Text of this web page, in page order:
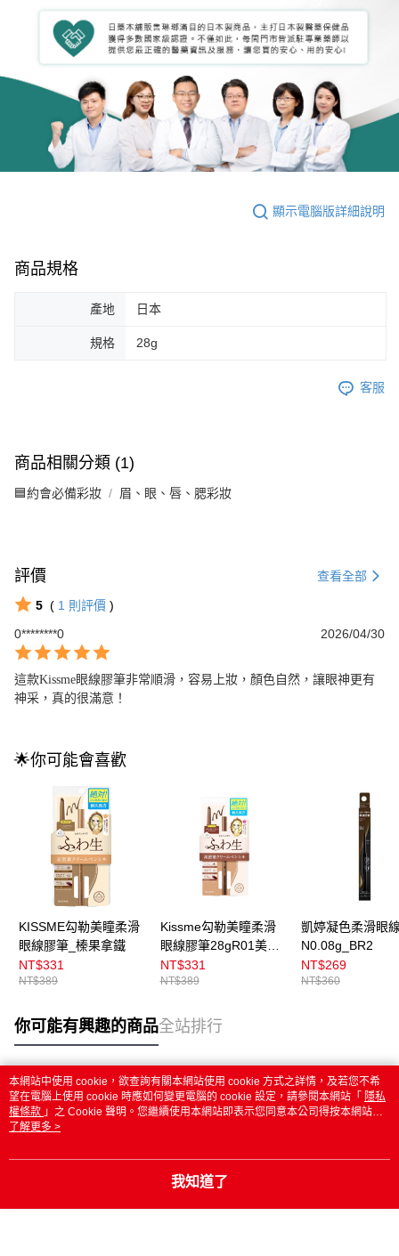
顯示電腦版詳細說明
商品規格
產地 日本
規格 28g
客服
商品相關分類 (1)
🟦約會必備彩妝 眉、眼、唇、腮彩妝
評價 查看全部
5 ( 1 則評價 )
0********0
2026/04/30
這款Kissme眼線膠筆非常順滑，容易上妝，顏色自然，讓眼神更有
神采，真的很滿意！
🌟你可能會喜歡
KISSME勾勒美瞳柔滑
眼線膠筆_榛果拿鐵
NT$331
NT$389
Kissme勾勒美瞳柔滑
眼線膠筆28gR01美式
咖啡
NT$331
NT$389
凱婷凝色柔滑眼
N0.08g_BR2
NT$269
NT$360
你可能有興趣的商品全站排行
熱門標籤
本網站中使用 cookie，欲查詢有關本網站使用 cookie 方式之詳情，及若您不希
望在電腦上使用 cookie 時應如何變更電腦的 cookie 設定，請參閱本網站「 隱私
權條款 」之 Cookie 聲明。您繼續使用本網站即表示您同意本公司得按本網站使
用條款之 Cookie 聲明使用 cookie。
了解更多 >
我知道了